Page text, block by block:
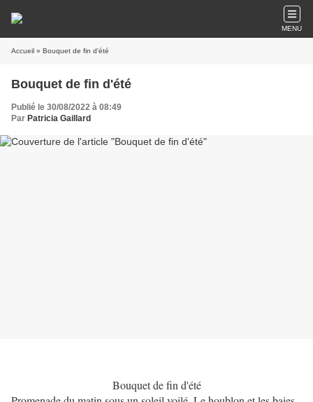
MENU
Accueil » Bouquet de fin d'été
Bouquet de fin d'été
Publié le 30/08/2022 à 08:49
Par Patricia Gaillard
Bouquet de fin d'été